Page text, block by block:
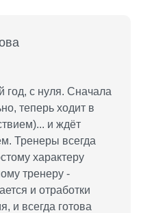
год, с нуля. Сначала
теперь ходит в
и ждёт
Тренеры всегда
характеру
тренеру -
и отработки
и всегда готова